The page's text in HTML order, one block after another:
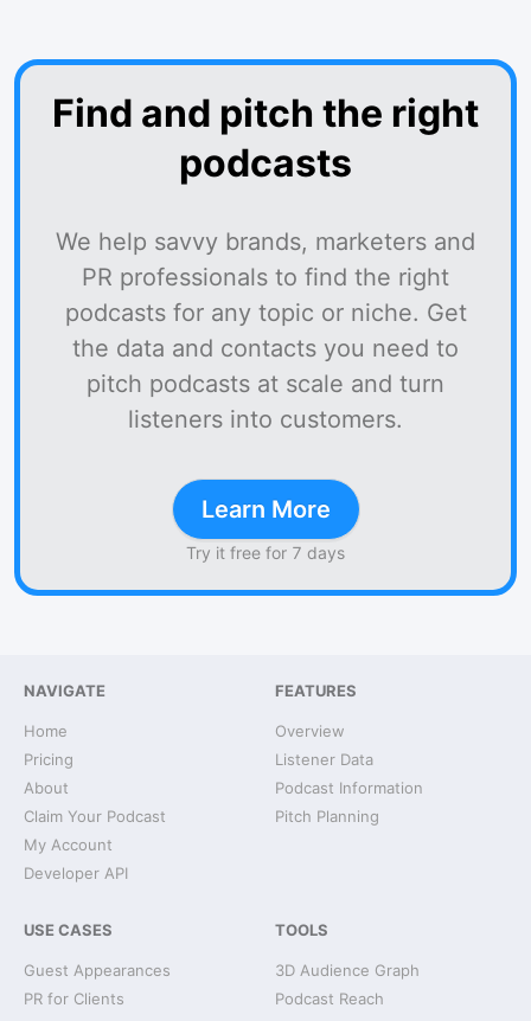
Find and pitch the right
podcasts
We help savvy brands, marketers and
PR professionals to find the right
podcasts for any topic or niche. Get
the data and contacts you need to
pitch podcasts at scale and turn
listeners into customers.
Learn More
Try it free for 7 days
NAVIGATE
Home
Pricing
About
Claim Your Podcast
My Account
Developer API
FEATURES
Overview
Listener Data
Podcast Information
Pitch Planning
USE CASES
Guest Appearances
PR for Clients
TOOLS
3D Audience Graph
Podcast Reach